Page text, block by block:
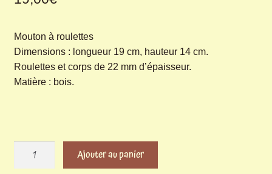
Mouton à roulettes
Dimensions : longueur 19 cm, hauteur 14 cm.
Roulettes et corps de 22 mm d’épaisseur.
Matière : bois.
Ajouter au panier